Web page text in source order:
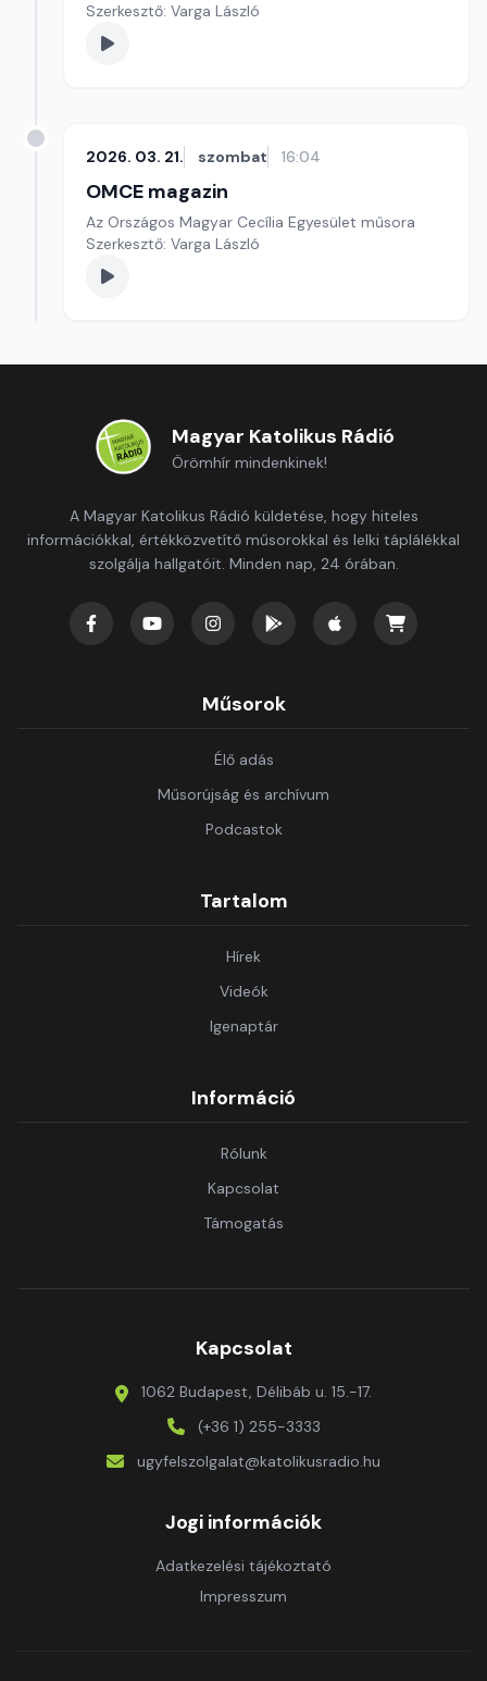
Szerkesztő: Varga László
2026. 03. 21. szombat 16:04
OMCE magazin
Az Országos Magyar Cecília Egyesület műsora
Szerkesztő: Varga László
Magyar Katolikus Rádió
Örömhír mindenkinek!
A Magyar Katolikus Rádió küldetése, hogy hiteles
információkkal, értékközvetítő műsorokkal és lelki táplálékkal
szolgálja hallgatóit. Minden nap, 24 órában.
Műsorok
Élő adás
Műsorújság és archívum
Podcastok
Tartalom
Hírek
Videók
Igenaptár
Információ
Rólunk
Kapcsolat
Támogatás
Kapcsolat
1062 Budapest, Délibáb u. 15.-17.
(+36 1) 255-3333
ugyfelszolgalat@katolikusradio.hu
Jogi információk
Adatkezelési tájékoztató
Impresszum